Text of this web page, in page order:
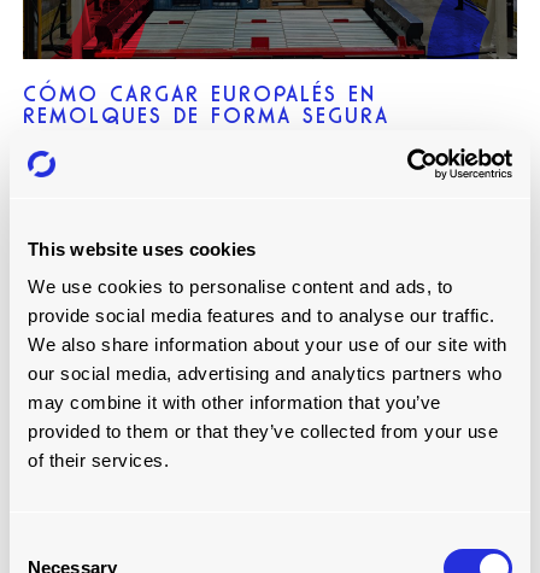
This website uses cookies
We use cookies to personalise content and ads, to
provide social media features and to analyse our traffic.
We also share information about your use of our site with
our social media, advertising and analytics partners who
may combine it with other information that you’ve
provided to them or that they’ve collected from your use
of their services.
Necessary
CÓMO CARGAR EUROPALÉS EN
REMOLQUES DE FORMA SEGURA
Leer más
3PL ES LA SOLUCIÓN DE ALMACÉN PARA